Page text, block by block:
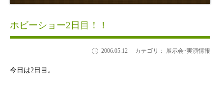
ホビーショー2日目！！
2006.05.12 カテゴリ： 展示会･実演情報
今日は2日目。